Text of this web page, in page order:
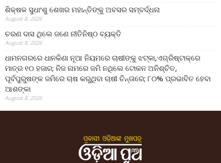
ଶିକ୍ଷକ ସୁଧାଂଶୁ ଶେଖର ମହାନ୍ତିଙ୍କୁ ଅବସର ସମ୍ବର୍ଦ୍ଧନା
August 8, 2026
ଚରଣ ଦାସ ଥିଲେ ଜଣେ ନୀତିନିଷ୍ଠ ବ୍ୟକ୍ତି
August 8, 2026
ଧାମନଗରରେ ଧାନକିଣା ନୂଆ ନିୟମରେ ଚାଷୀଙ୍କୁ ଝଟ୍‌କା,ଏଗ୍ରିଷ୍ଟାକ୍‌ରେ
ମାତ୍ର ୧୦ ହଜାର; ନିଜ ନାମରେ ଜମି ନଥିଲେ ଟୋକନ ଅନିଶ୍ଚିତ,
ପୂର୍ବପୁରୁଷଙ୍କ ଜମିରେ ଚାଷ କରୁଥିବା ଚାଷୀ ଚିନ୍ତାରେ; ୮୦% ପ୍ରଭାବିତ ହେବା
ଆଶଙ୍କା
August 8, 2026